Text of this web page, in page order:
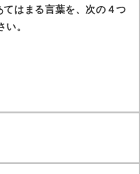
まる言葉を、次の４つ
。